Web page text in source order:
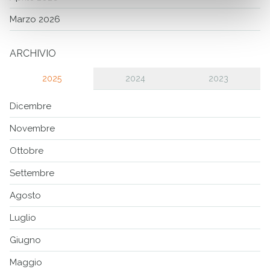
Marzo 2026
ARCHIVIO
2025 2024 2023
Dicembre
Novembre
Ottobre
Settembre
Agosto
Luglio
Giugno
Maggio